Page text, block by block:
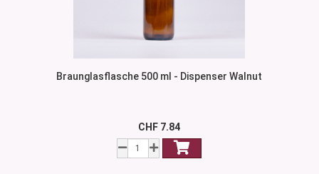
Braunglasflasche 500 ml - Dispenser Walnut
CHF 7.84